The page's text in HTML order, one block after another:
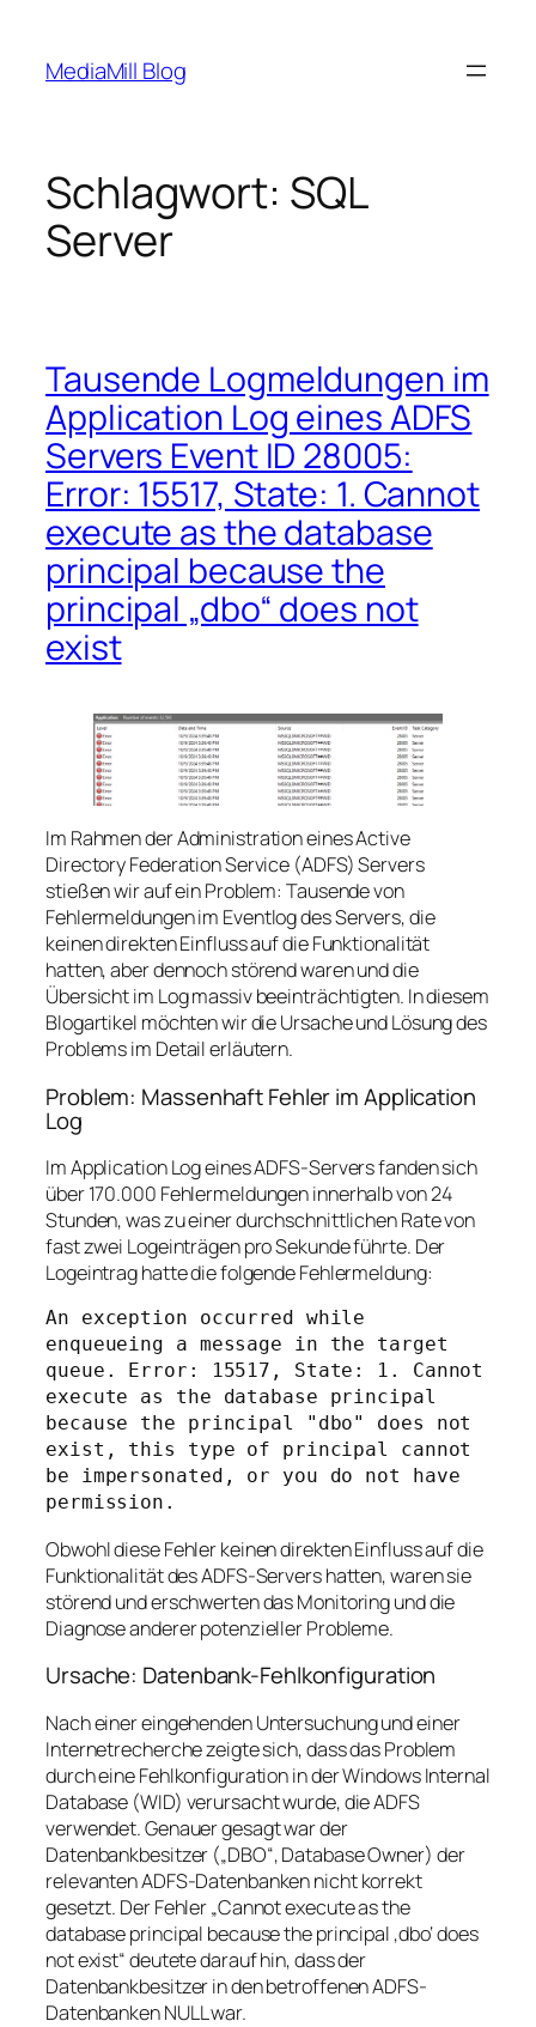
springen
MediaMill Blog
Schlagwort: SQL
Server
Tausende Logmeldungen im
Application Log eines ADFS
Servers Event ID 28005:
Error: 15517, State: 1. Cannot
execute as the database
principal because the
principal „dbo“ does not
exist
Im Rahmen der Administration eines Active
Directory Federation Service (ADFS) Servers
stießen wir auf ein Problem: Tausende von
Fehlermeldungen im Eventlog des Servers, die
keinen direkten Einfluss auf die Funktionalität
hatten, aber dennoch störend waren und die
Übersicht im Log massiv beeinträchtigten. In diesem
Blogartikel möchten wir die Ursache und Lösung des
Problems im Detail erläutern.
Problem: Massenhaft Fehler im Application
Log
Im Application Log eines ADFS-Servers fanden sich
über 170.000 Fehlermeldungen innerhalb von 24
Stunden, was zu einer durchschnittlichen Rate von
fast zwei Logeinträgen pro Sekunde führte. Der
Logeintrag hatte die folgende Fehlermeldung:
An exception occurred while
enqueueing a message in the target
queue. Error: 15517, State: 1. Cannot
execute as the database principal
because the principal "dbo" does not
exist, this type of principal cannot
be impersonated, or you do not have
Obwohl diese Fehler keinen direkten Einfluss auf die
Funktionalität des ADFS-Servers hatten, waren sie
störend und erschwerten das Monitoring und die
Diagnose anderer potenzieller Probleme.
Ursache: Datenbank-Fehlkonfiguration
Nach einer eingehenden Untersuchung und einer
Internetrecherche zeigte sich, dass das Problem
durch eine Fehlkonfiguration in der Windows Internal
Database (WID) verursacht wurde, die ADFS
verwendet. Genauer gesagt war der
Datenbankbesitzer („DBO“, Database Owner) der
relevanten ADFS-Datenbanken nicht korrekt
gesetzt. Der Fehler „Cannot execute as the
database principal because the principal ‚dbo‘ does
not exist“ deutete darauf hin, dass der
Datenbankbesitzer in den betroffenen ADFS-
Datenbanken NULL war.